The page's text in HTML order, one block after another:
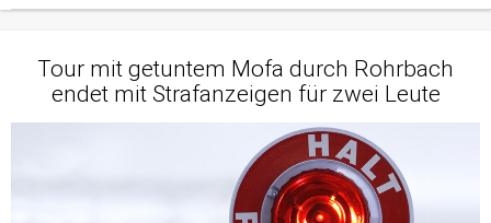
Tour mit getuntem Mofa durch Rohrbach
endet mit Strafanzeigen für zwei Leute